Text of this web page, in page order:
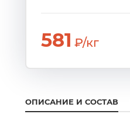
581₽/кг
ОПИСАНИЕ И СОСТАВ